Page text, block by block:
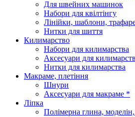
Для швейних машинок
Набори для квілтінгу
Лінійки, шаблони,
Нитки для шиття
Килимарство
Набори для килимарства
Аксесуари для
Нитки для килимарства
Макраме, плетіння
Шнури
Аксесуари для макраме *
Ліпка
Полімерна глина,